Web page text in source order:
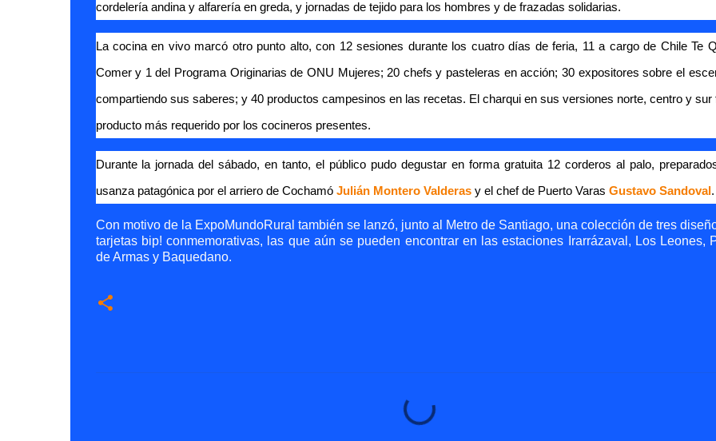
cordelería andina y alfarería en greda, y jornadas de tejido para los hombres y de frazadas solidarias.
La cocina en vivo marcó otro punto alto, con 12 sesiones durante los cuatro días de feria, 11 a cargo de Chile Te
Comer y 1 del Programa Originarias de ONU Mujeres; 20 chefs y pasteleras en acción; 30 expositores sobre el
compartiendo sus saberes; y 40 productos campesinos en las recetas. El charqui en sus versiones norte, centro y sur
producto más requerido por los cocineros presentes.
Durante la jornada del sábado, en tanto, el público pudo degustar en forma gratuita 12 corderos al palo,
usanza patagónica por el arriero de Cochamó Julián Montero Valderasy el chef de Puerto Varas Gustavo Sandoval .
Con motivo de la ExpoMundoRural también se lanzó, junto al Metro de Santiago, una colección de tres
tarjetas bip! conmemorativas, las que aún se pueden encontrar en las estaciones Irarrázaval, Los Leones,
de Armas y Baquedano.